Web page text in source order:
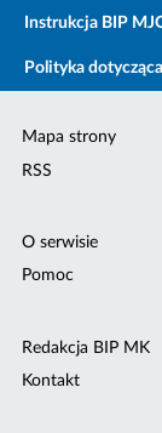
Instrukcja BIP
Polityka
Mapa strony
RSS
O serwisie
Pomoc
Redakcja BIP MK
Kontakt